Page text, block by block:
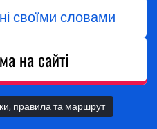
своїми словами
на сайті
правила та маршрут